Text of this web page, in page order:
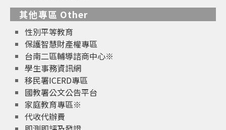
其他專區 Other
性別平等教育
保護智慧財產權專區
台南二區輔導諮商中心※
學生事務資訊網
移民署ICERD專區
國教署公文公告平台
家庭教育專區※
代收代辦費